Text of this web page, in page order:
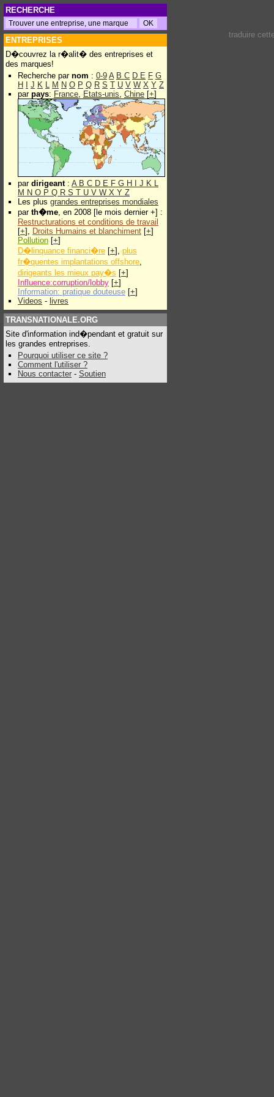
RECHERCHE
ENTREPRISES
D�couvrez la r�alit� des entreprises et
des marques!
Recherche par nom : 0-9 A B C D E F G
H
J K L M N O P Q R S T U V W X Y Z
par pays: France, Etats-unis, Chine [+]
par dirigeant: A B C D E F G H J K L
M N O P Q R S T U V W X Y Z
Les plus grandes entreprises mondiales
par th�me, en 2008 [le mois dernier +] :
Restructurations et conditions de travail
[+], Droits Humains et blanchiment [+]
Pollution [+]
D�linquance financi�re [+], plus
fr�quentes implantations offshore,
dirigeants les mieux pay�s [+]
Influence:corruption/lobby [+]
Information: pratique douteuse [+]
Videos - livres
TRANSNATIONALE.ORG
Site d'information ind�pendant et gratuit sur
les grandes entreprises.
Pourquoi utiliser ce site ?
Comment l'utiliser ?
Nous contacter - Soutien
traduire